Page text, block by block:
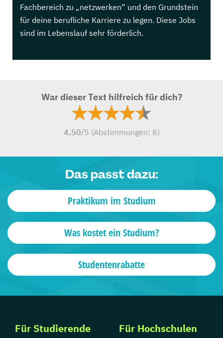
Fachbereich zu „netzwerken“ und den Grundstein
für deine berufliche Karriere zu legen. Diese Jobs
sind im Lebenslauf sehr förderlich.
War dieser Text hilfreich für dich?
4,50/5 (Abstimmungen: 8)
Das passt dazu:
Praktikum im Studium
Was kostet ein Studium?
Studentenrabatte
Für Studierende Für Hochschulen